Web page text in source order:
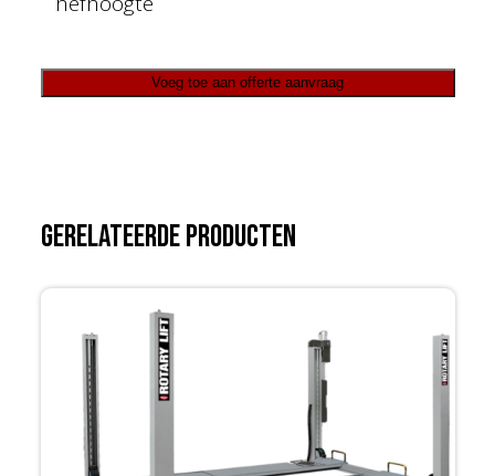
Voeg toe aan offerte aanvraag
Gerelateerde producten